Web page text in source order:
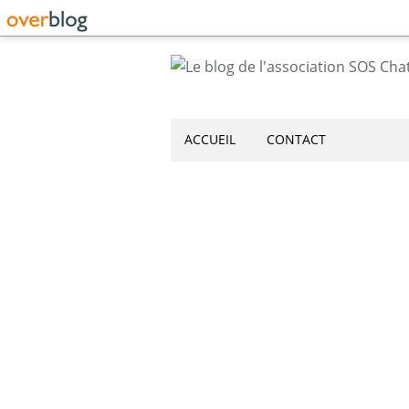
ACCUEIL CONTACT